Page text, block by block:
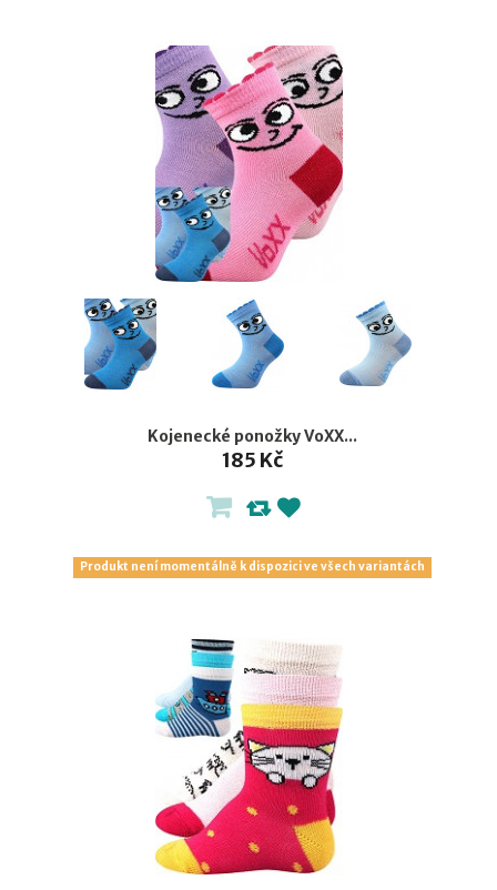
Kojenecké ponožky VoXX...
185 Kč
Produkt není momentálně k dispozici ve všech variantách